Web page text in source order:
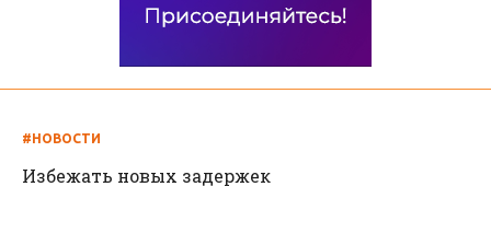
#НОВОСТИ
Избежать новых задержек